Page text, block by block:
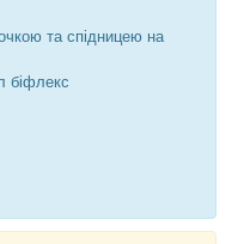
та спідницею на
біфлекс